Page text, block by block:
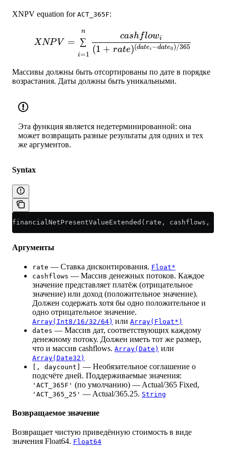
XNPV equation for ACT_365F:
XNPV=\sum_{i=1}^n
XNPV =
i=1
∑
n
(1 + rate)(datei −date0)/365
cashflowi
Массивы должны быть отсортированы по дате в порядке
возрастания. Даты должны быть уникальными.
Эта функция является недетерминированной: она
может возвращать разные результаты для одних и тех
же аргументов.
Syntax
financialNetPresentValueExtended(rate, cashflows,
Аргументы
rate — Ставка дисконтирования. Float*
cashflows — Массив денежных потоков. Каждое
значение представляет платёж (отрицательное
значение) или доход (положительное значение).
Должен содержать хотя бы одно положительное и
одно отрицательное значение.
Array(Int8/16/32/64) или Array(Float*)
dates — Массив дат, соответствующих каждому
денежному потоку. Должен иметь тот же размер,
что и массив cashflows. Array(Date) или
Array(Date32)
[, daycount]
— Необязательное соглашение о
подсчёте дней. Поддерживаемые значения:
'ACT_365F' (по умолчанию) — Actual/365 Fixed,
'ACT_365_25' — Actual/365.25. String
Возвращаемое значение
Возвращает чистую приведённую стоимость в виде
значения Float64. Float64